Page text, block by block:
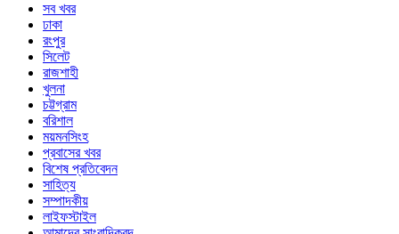
সব খবর
ঢাকা
রংপুর
সিলেট
রাজশাহী
খুলনা
চট্টগ্রাম
বরিশাল
ময়মনসিংহ
প্রবাসের খবর
বিশেষ প্রতিবেদন
সাহিত্য
সম্পাদকীয়
লাইফস্টাইল